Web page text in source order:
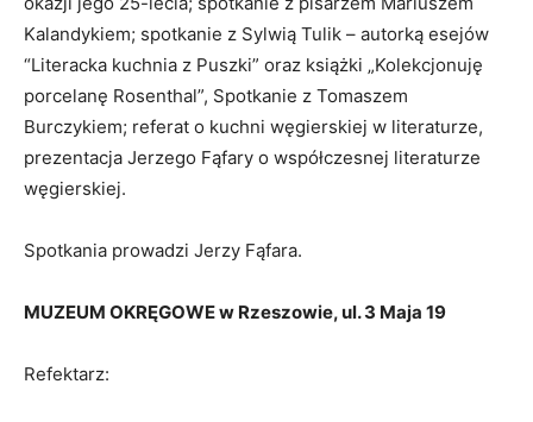
Kalandykiem; spotkanie z Sylwią Tulik – autorką esejów
“Literacka kuchnia z Puszki” oraz książki „Kolekcjonuję
porcelanę Rosenthal”, Spotkanie z Tomaszem
Burczykiem; referat o kuchni węgierskiej w literaturze,
prezentacja Jerzego Fąfary o współczesnej literaturze
węgierskiej.
Spotkania prowadzi Jerzy Fąfara.
MUZEUM OKRĘGOWE w Rzeszowie, ul. 3 Maja 19
Refektarz: